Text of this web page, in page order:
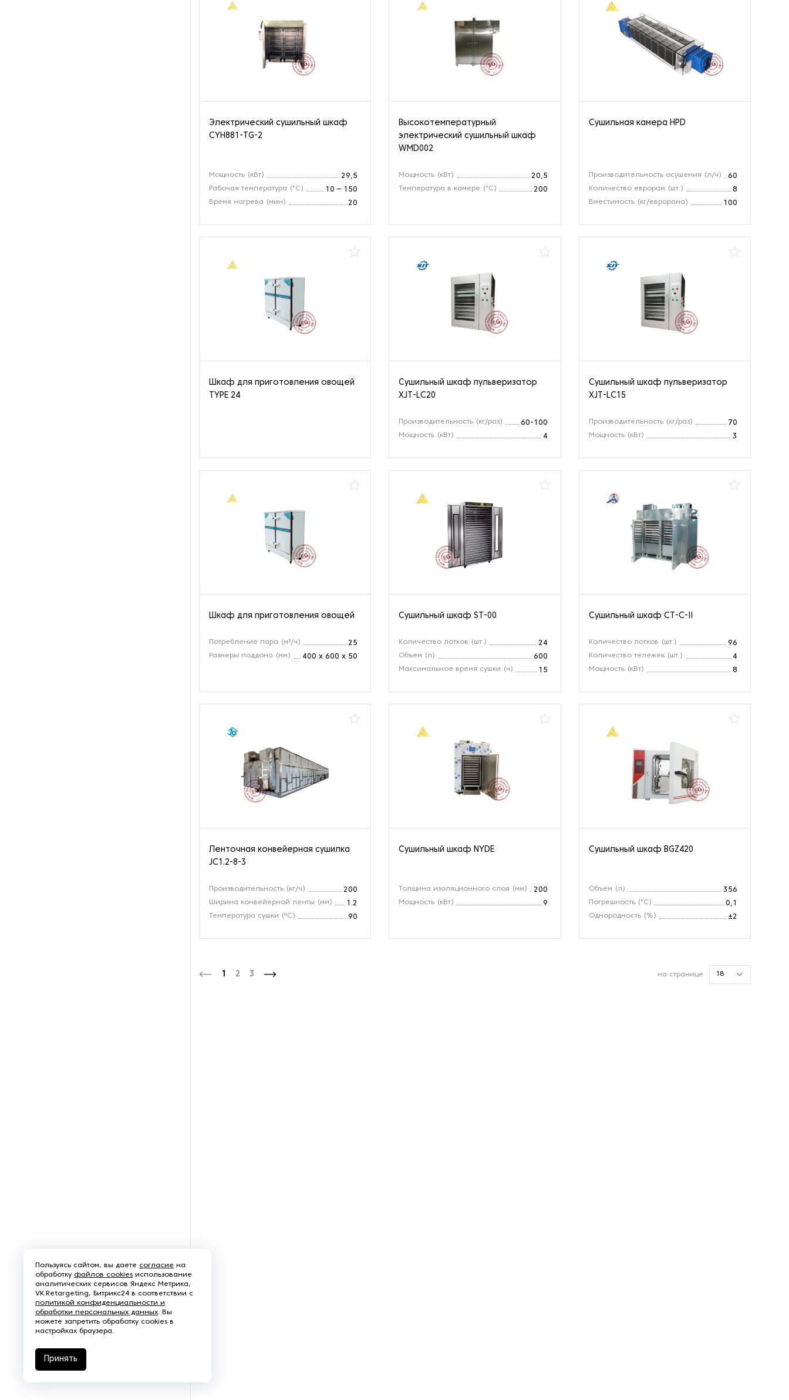
производства котлет
Оборудование для
производства кукурузных
палочек
производства мороженного
Оборудование для
Электрический сушильный шкаф
CYH881-TG-2
Мощность (кВт)
29,5
Рабочая температура (°С)
10 – 150
Время нагрева (мин)
20
Высокотемпературный
электрический сушильный шкаф
WMD002
Мощность (кВт)
20,5
Температура в камере (°С)
200
Сушильная камера HPD
Производительность осушения (л/ч)
60
Количество еврорам (шт.)
8
Вместимость (кг/еврорама)
100
Шкаф для приготовления овощей
TYPE 24
Сушильный шкаф пульверизатор
XJT-LC20
Производительность (кг/раз)
60-100
Мощность (кВт)
4
Сушильный шкаф пульверизатор
XJT-LC15
Производительность (кг/раз)
70
Мощность (кВт)
3
Шкаф для приготовления овощей
Потребление пара (м³/ч)
25
Размеры поддона (мм)
400 х 600 х 50
Сушильный шкаф ST-00
Количество лотков (шт.)
24
Объем (л)
600
Максимальное время сушки (ч)
15
Сушильный шкаф CT-C-II
Количество лотков (шт.)
96
Количество тележек (шт.)
4
Мощность (кВт)
8
Ленточная конвейерная сушилка
JC1.2-8-3
Производительность (кг/ч)
200
Ширина конвейерной ленты (мм)
1.2
Температура сушки (ºС)
90
Сушильный шкаф NYDE
Толщина изоляционного слоя (мм)
200
Мощность (кВт)
9
Сушильный шкаф BGZ420
Объем (л)
356
Погрешность (°С)
0,1
Однородность (%)
±2
1 2 3 на странице 18
Пользуясь сайтом, вы даете согласие на
обработку файлов cookies использование
аналитических сервисов Яндекс Метрика,
VK.Retargeting, Битрикс24 в соответствии с
политикой конфиденциальности и
обработки персональных данных. Вы
можете запретить обработку cookies в
настройках браузера.
Принять